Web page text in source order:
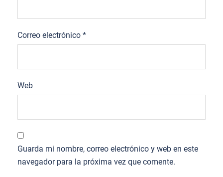
Correo electrónico *
Web
Guarda mi nombre, correo electrónico y web en este
navegador para la próxima vez que comente.